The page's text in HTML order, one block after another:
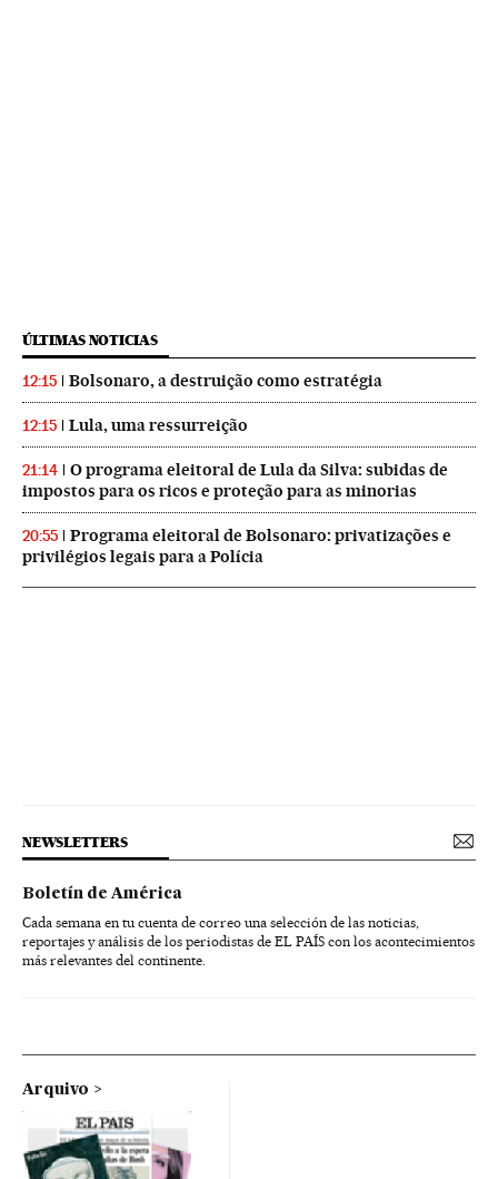
ÚLTIMAS NOTICIAS
12:15 Bolsonaro, a destruição como estratégia
12:15 Lula, uma ressurreição
21:14
O programa eleitoral de Lula da Silva: subidas de
impostos para os ricos e proteção para as minorias
20:55
Programa eleitoral de Bolsonaro: privatizações e
privilégios legais para a Polícia
NEWSLETTERS
Boletín de América
Cada semana en tu cuenta de correo una selección de las noticias,
reportajes y análisis de los periodistas de EL PAÍS con los acontecimientos
más relevantes del continente.
Arquivo